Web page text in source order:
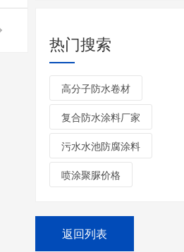
热门搜索
高分子防水卷材
复合防水涂料厂家
污水水池防腐涂料
喷涂聚脲价格
返回列表